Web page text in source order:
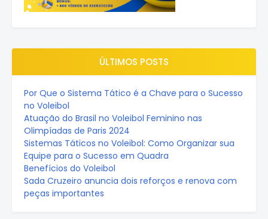
ÚLTIMOS POSTS
Por Que o Sistema Tático é a Chave para o Sucesso
no Voleibol
Atuação do Brasil no Voleibol Feminino nas
Olimpíadas de Paris 2024
Sistemas Táticos no Voleibol: Como Organizar sua
Equipe para o Sucesso em Quadra
Benefícios do Voleibol
Sada Cruzeiro anuncia dois reforços e renova com
peças importantes